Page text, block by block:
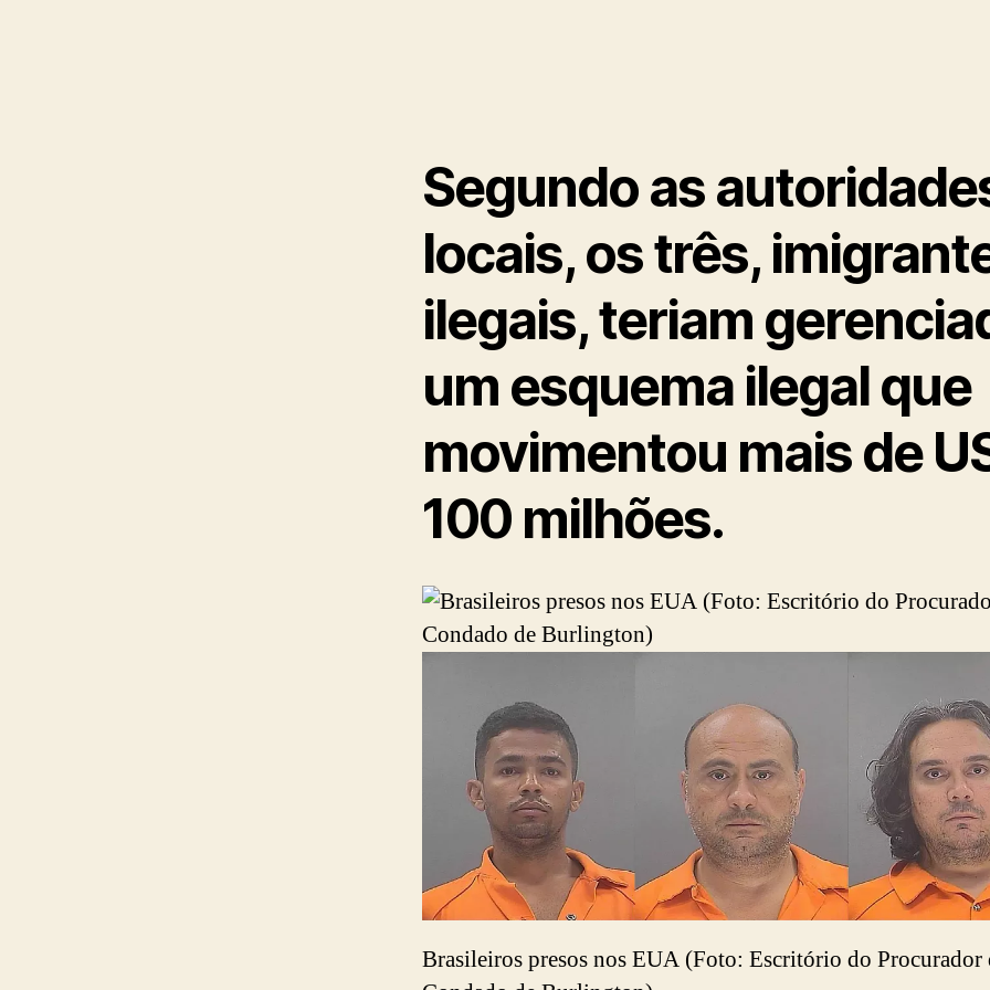
Segundo as
locais, os três,
ilegais, teriam
um esquema ilegal que
movimentou mais de
100 milhões.
Brasileiros presos nos EUA (Foto: Escritório do Procurador